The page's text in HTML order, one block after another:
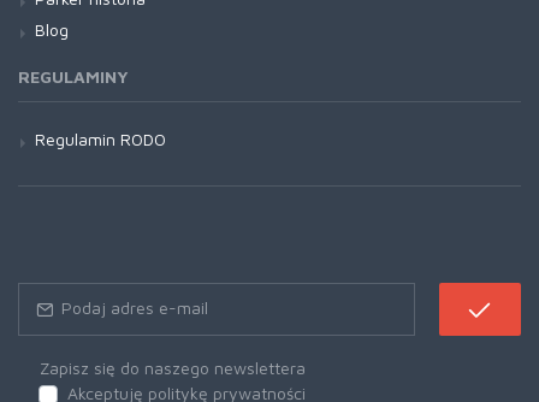
Blog
REGULAMINY
Regulamin RODO
Zapisz się do naszego newslettera
Akceptuję politykę prywatności